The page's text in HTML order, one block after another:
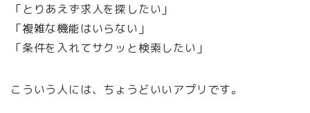
「とりあえず求人を探したい」
「複雑な機能はいらない」
「条件を入れてサクッと検索したい」
こういう人には、ちょうどいいアプリです。